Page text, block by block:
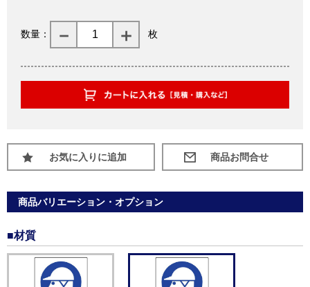
数量： 枚
お気に入りに追加
商品バリエーション・オプション
■材質